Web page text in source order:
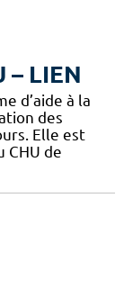
– LIEN
d’aide à la
des
Elle est
CHU de